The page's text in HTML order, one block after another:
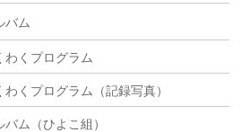
バム
くプログラム
くプログラム（記録写真）
ム（ひよこ組）